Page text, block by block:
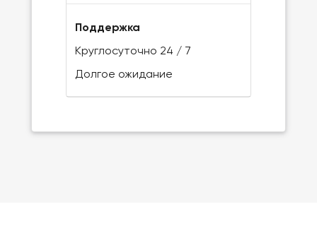
Поддержка
Круглосуточно 24 / 7
Долгое ожидание